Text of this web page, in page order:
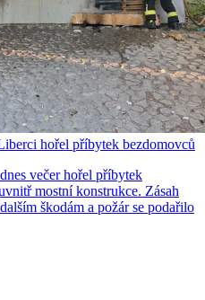
hořel příbytek bezdomovců
večer hořel příbytek
mostní konstrukce. Zásah
škodám a požár se podařilo